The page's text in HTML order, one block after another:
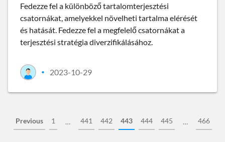
Fedezze fel a különböző tartalomterjesztési
csatornákat, amelyekkel növelheti tartalma elérését
és hatását. Fedezze fel a megfelelő csatornákat a
terjesztési stratégia diverzifikálásához.
• 2023-10-29
Previous 1 … 441 442 443 444 445 … 466